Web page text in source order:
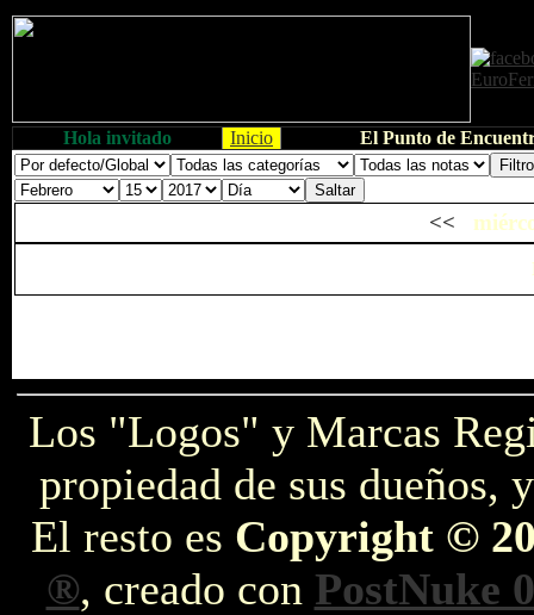
Hola invitado Inicio El Punto de
<<
Los "Logos" y Marcas
propiedad de sus dueños,
El resto es Copyright ©
®, creado con PostNuke